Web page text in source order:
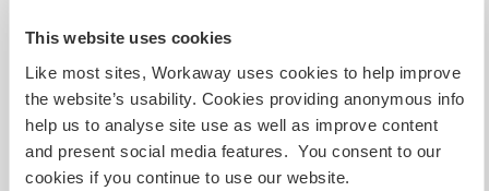
This website uses cookies
Like most sites, Workaway uses cookies to help improve
the website’s usability. Cookies providing anonymous info
help us to analyse site use as well as improve content
and present social media features. You consent to our
cookies if you continue to use our website.
los voluntarios tengan.
Autres infos...
I live in the Sierra de Cazorla. You can take